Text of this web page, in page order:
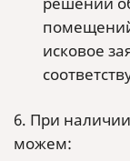
исковое
6. При
можем: